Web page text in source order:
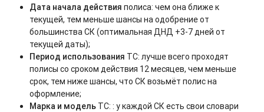
Дата начала действия полиса: чем она ближе к
текущей, тем меньше шансы на одобрение от
большинства СК (оптимальная ДНД +3-7 дней от
текущей даты);
Период использования ТС: лучше всего проходят
полисы со сроком действия 12 месяцев, чем меньше
срок, тем ниже шансы, что СК возьмёт полис на
оформление;
Марка и модель ТС: : у каждой СК есть свои словари